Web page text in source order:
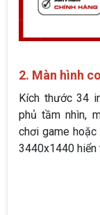
2. Màn hình
Kích thước 34
phủ tầm nhìn,
chơi game
3440x1440 hiển